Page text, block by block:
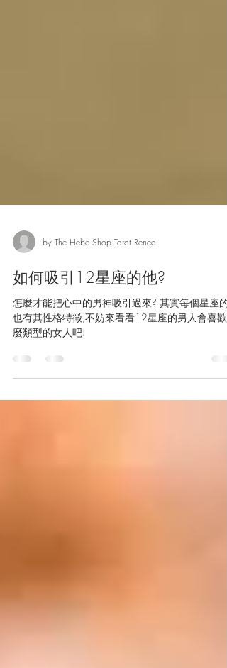
by The Hebe Shop Tarot Renee
如何吸引12星座的他?
怎麼才能把心中的男神吸引過來? 其實每個星座的
也有其性格特徵,不妨來看看12星座的男人會喜歡